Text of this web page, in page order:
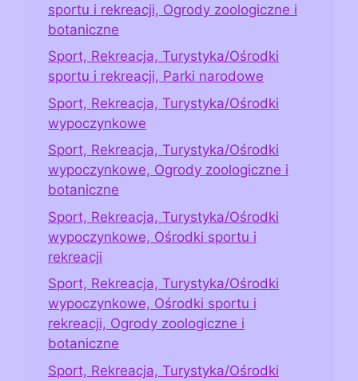
sportu i rekreacji, Ogrody zoologiczne i
botaniczne
Sport, Rekreacja, Turystyka/Ośrodki
sportu i rekreacji, Parki narodowe
Sport, Rekreacja, Turystyka/Ośrodki
wypoczynkowe
Sport, Rekreacja, Turystyka/Ośrodki
wypoczynkowe, Ogrody zoologiczne i
botaniczne
Sport, Rekreacja, Turystyka/Ośrodki
wypoczynkowe, Ośrodki sportu i
rekreacji
Sport, Rekreacja, Turystyka/Ośrodki
wypoczynkowe, Ośrodki sportu i
rekreacji, Ogrody zoologiczne i
botaniczne
Sport, Rekreacja, Turystyka/Ośrodki